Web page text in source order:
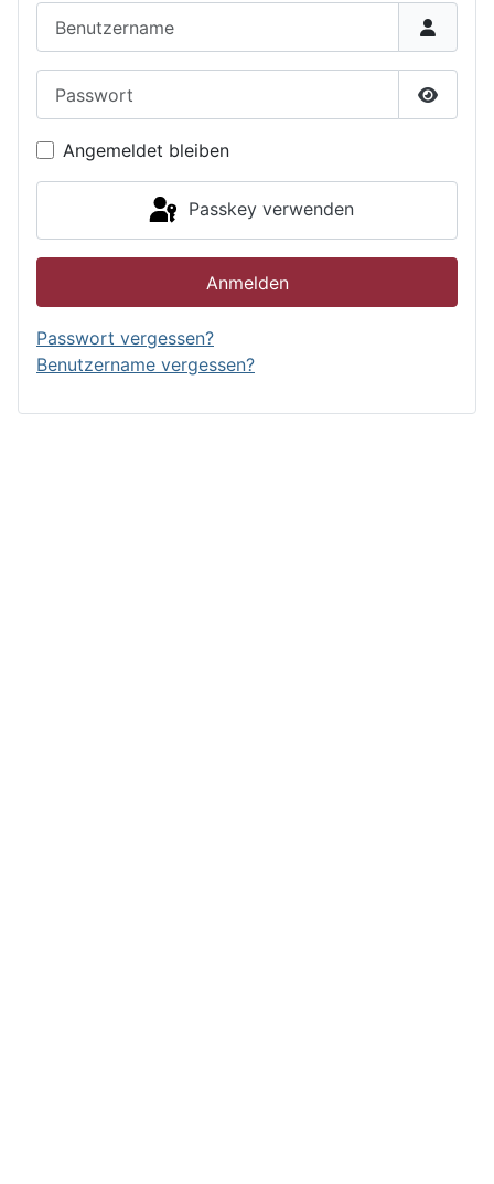
Angemeldet bleiben
Passkey verwenden
Anmelden
Passwort vergessen?
Benutzername vergessen?